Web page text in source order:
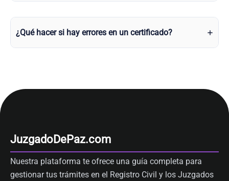
¿Qué hacer si hay errores en un certificado?
JuzgadoDePaz.com
Nuestra plataforma te ofrece una guía completa para
gestionar tus trámites en el Registro Civil y los Juzgados